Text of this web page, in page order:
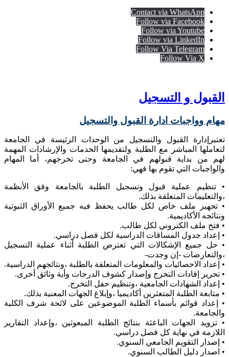
Contact via WhatsApp
Follow via Facebook
Follow via Youtube
Follow via LinkedIn
Follow Via Telegram
Follow Via X
القبول و التسجيل
مهام وواجبات ادارة القبول والتسجيل
تعتبرإدارة القبول والتسجيل من الوحدات الرئيسة في الجامعة
لتعاملها المباشر مع الطلبة ولتقديمها الخدمات والإرشادات المهمة
لهم من بداية قبولهم في الجامعة وحتى تخرجهم، أما المهام
والواجبات التي تقوم بها فهي:
• تنظيم عملية قبول وتسجيل الطلبة بالجامعة وفق الأنظمة
،والتعليمات المتعلقة بذلك.
• تجهيز ملف خاص لكل طالب يحفظ فيه جميع الأوراق الثبوتية
ونتائجه الأكاديمية.
• فتح ملف الكتروني لكل طالب.
• إعداد جدول المساقات الدراسية لكل فصل دراسي.
• حل جميع الإشكالات التي تعترض الطلبة أثناء عملية التسجيل
،والتعارضات -إن وجدت-
• إعداد الاحصائيات والمعلومات المتعلقة بالطلبة ،ونتائجهم الدراسية.
• تحرير إفادات التخرج وإصدار كشوف الدرجات وأية وثائق أخرى.
• إعداد الشهادات الجامعية ،وتنظيم حفل التخرج.
• متابعة الطلبة المتعثرين أكاديميا ،وإبلاغ الجهات المعنية بذلك.
• إعداد قوائم بأسماء الطلبة الموضوعين على لائحة شرف الكلية
والجامعة.
• تزويد الجهات الباعثة بنتائج الطلبة المبعوثين ،وإعداد التقارير
اللازمة في نهاية كل فصل دراسي.
• إصدار التقويم الجامعي السنوي.
• اصدار دليل الطالب السنوي.